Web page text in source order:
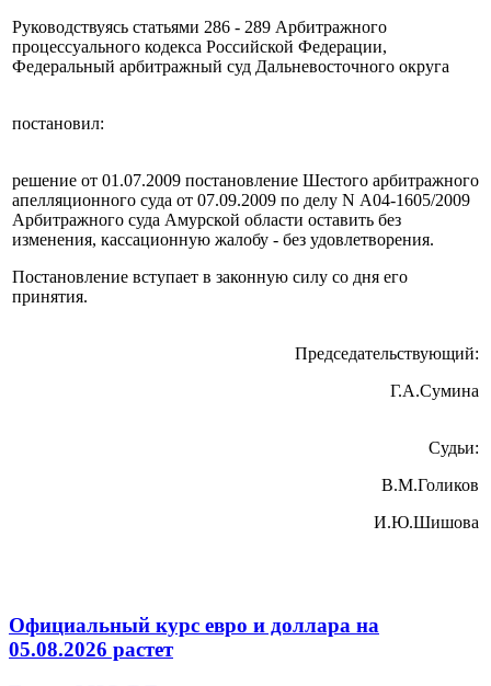
Руководствуясь статьями 286 - 289 Арбитражного
процессуального кодекса Российской Федерации,
Федеральный арбитражный суд Дальневосточного округа
постановил:
решение от 01.07.2009 постановление Шестого арбитражного
апелляционного суда от 07.09.2009 по делу N А04-1605/2009
Арбитражного суда Амурской области оставить без
изменения, кассационную жалобу - без удовлетворения.
Постановление вступает в законную силу со дня его
принятия.
Председательствующий:
Г.А.Сумина
Судьи:
В.М.Голиков
И.Ю.Шишова
Официальный курс евро и доллара на
05.08.2026 растет